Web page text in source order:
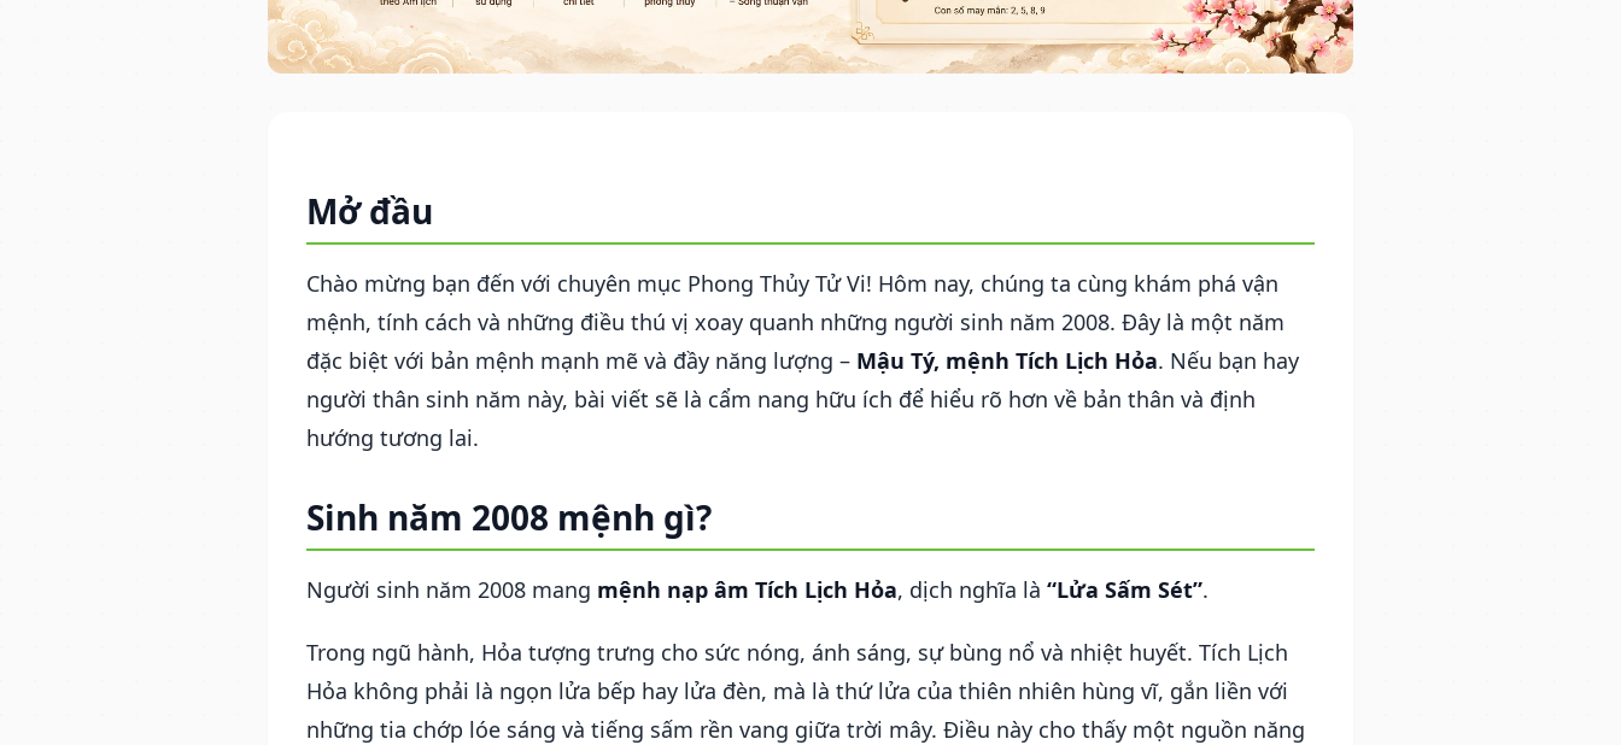
Mở đầu
Chào mừng bạn đến với chuyên mục Phong Thủy Tử Vi! Hôm nay, chúng ta cùng khám phá vận
mệnh, tính cách và những điều thú vị xoay quanh những người sinh năm 2008. Đây là một năm
đặc biệt với bản mệnh mạnh mẽ và đầy năng lượng – Mậu Tý, mệnh Tích Lịch Hỏa. Nếu bạn hay
người thân sinh năm này, bài viết sẽ là cẩm nang hữu ích để hiểu rõ hơn về bản thân và định
hướng tương lai.
Sinh năm 2008 mệnh gì?
Người sinh năm 2008 mang mệnh nạp âm Tích Lịch Hỏa, dịch nghĩa là “Lửa Sấm Sét”.
Trong ngũ hành, Hỏa tượng trưng cho sức nóng, ánh sáng, sự bùng nổ và nhiệt huyết. Tích Lịch
Hỏa không phải là ngọn lửa bếp hay lửa đèn, mà là thứ lửa của thiên nhiên hùng vĩ, gắn liền với
những tia chớp lóe sáng và tiếng sấm rền vang giữa trời mây. Điều này cho thấy một nguồn năng